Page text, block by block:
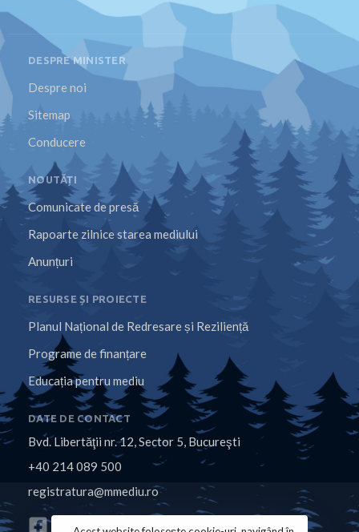
DESPRE MINISTER
Despre noi
Sitemap
Conducere
NOUTĂȚI
Comunicate de presă
Rapoarte zilnice starea mediului
Anunțuri
RESURSE ȘI PROIECTE
Planul Național de Redresare și Reziliență
Programe de finanțare
Educația pentru mediu
DATE DE CONTACT
Bvd. Libertăţii nr. 12, Sector 5, Bucureşti
+40 214 089 500
registratura@mmediu.ro